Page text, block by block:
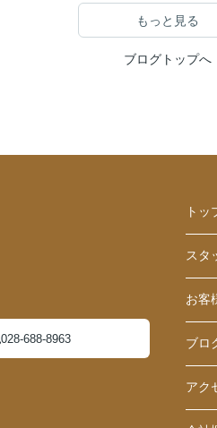
もっと見る
ブログトップへ
028-688-8963
トッ
スタ
お客
ブロ
アク